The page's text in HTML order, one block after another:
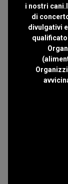
i nostri
di
divulgativi